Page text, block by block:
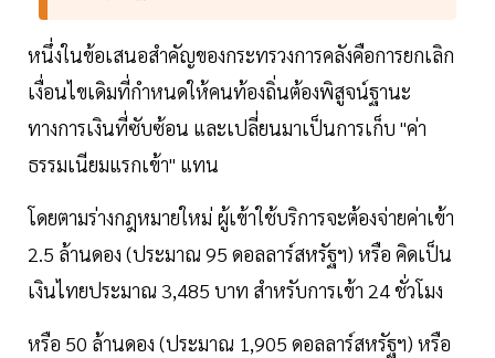
หนึ่งในข้อเสนอสำคัญของกระทรวงการคลังคือการยกเลิก
เงื่อนไขเดิมที่กำหนดให้คนท้องถิ่นต้องพิสูจน์ฐานะ
ทางการเงินที่ซับซ้อน และเปลี่ยนมาเป็นการเก็บ "ค่า
ธรรมเนียมแรกเข้า" แทน
โดยตามร่างกฎหมายใหม่ ผู้เข้าใช้บริการจะต้องจ่ายค่าเข้า
2.5 ล้านดอง (ประมาณ 95 ดอลลาร์สหรัฐฯ) หรือ คิดเป็น
เงินไทยประมาณ 3,485 บาท สำหรับการเข้า 24 ชั่วโมง
หรือ 50 ล้านดอง (ประมาณ 1,905 ดอลลาร์สหรัฐฯ) หรือ